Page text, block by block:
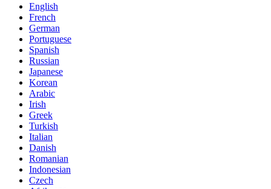
English
French
German
Portuguese
Spanish
Russian
Japanese
Korean
Arabic
Irish
Greek
Turkish
Italian
Danish
Romanian
Indonesian
Czech